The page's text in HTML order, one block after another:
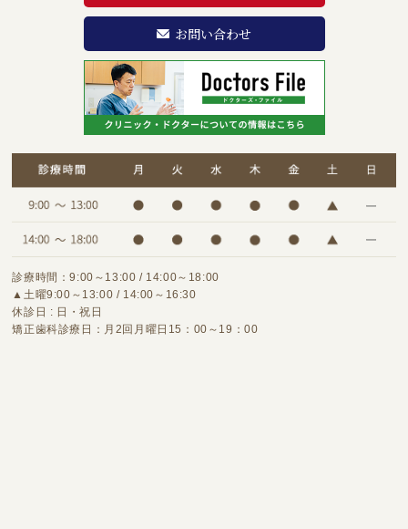
お問い合わせ
診療時間：9:00～13:00 / 14:00～18:00
▲土曜9:00～13:00 / 14:00～16:30
休診日 : 日・祝日
矯正歯科診療日：月2回月曜日15：00～19：00